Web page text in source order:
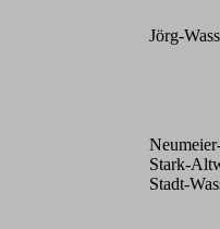
Jörg-
Stark-
Stadt-